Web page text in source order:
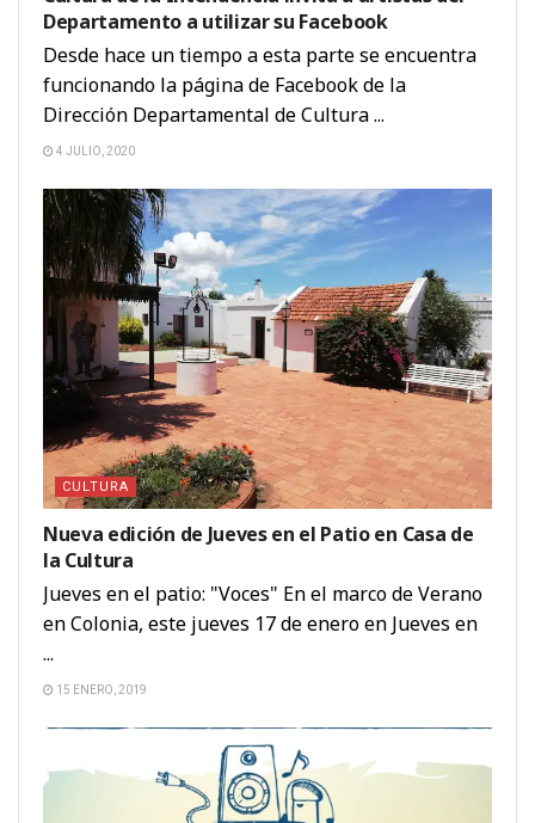
Departamento a utilizar su Facebook
Desde hace un tiempo a esta parte se encuentra
funcionando la página de Facebook de la
Dirección Departamental de Cultura ...
4 JULIO, 2020
CULTURA
Nueva edición de Jueves en el Patio en Casa de
la Cultura
Jueves en el patio: "Voces" En el marco de Verano
en Colonia, este jueves 17 de enero en Jueves en
...
15 ENERO, 2019